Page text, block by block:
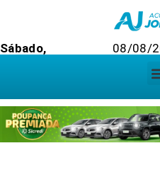
Sábado, 08/08/